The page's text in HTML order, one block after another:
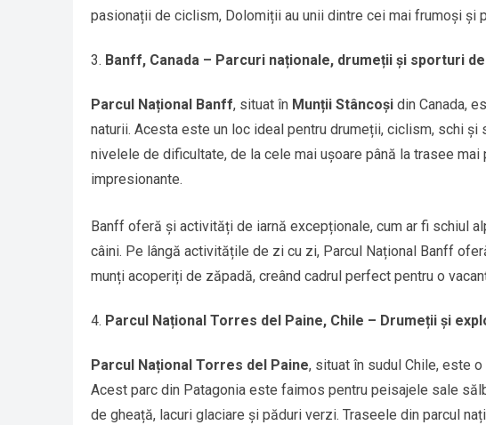
pasionații de ciclism, Dolomiții au unii dintre cei mai frumoși și
Banff, Canada – Parcuri naționale, drumeții și sporturi
Parcul Național Banff, situat în Munții Stâncoși din Canada,
naturii. Acesta este un loc ideal pentru drumeții, ciclism, schi
nivelele de dificultate, de la cele mai ușoare până la trasee
impresionante.
Banff oferă și activități de iarnă excepționale, cum ar fi schiul
câini. Pe lângă activitățile de zi cu zi, Parcul Național Banff
munți acoperiți de zăpadă, creând cadrul perfect pentru o
Parcul Național Torres del Paine, Chile – Drumeții și
Parcul Național Torres del Paine, situat în sudul Chile, este
Acest parc din Patagonia este faimos pentru peisajele sale
de gheață, lacuri glaciare și păduri verzi. Traseele din parcul